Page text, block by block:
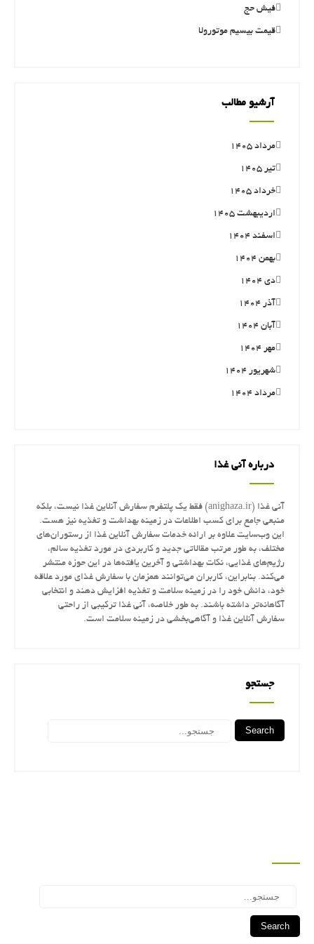
فیش حج
قیمت بیسیم موتورولا
آرشیو مطالب
مرداد ۱۴۰۵
تیر ۱۴۰۵
خرداد ۱۴۰۵
اردیبهشت ۱۴۰۵
اسفند ۱۴۰۴
بهمن ۱۴۰۴
دی ۱۴۰۴
آذر ۱۴۰۴
آبان ۱۴۰۴
مهر ۱۴۰۴
شهریور ۱۴۰۴
مرداد ۱۴۰۴
درباره آنی غذا
آنی غذا (anighaza.ir) فقط یک پلتفرم سفارش آنلاین غذا نیست، بلکه
منبعی جامع برای کسب اطلاعات در زمینه بهداشت و تغذیه نیز هست.
این وب‌سایت علاوه بر ارائه خدمات سفارش آنلاین غذا از رستوران‌های
مختلف، به طور مرتب مقالاتی جدید و کاربردی در مورد تغذیه سالم،
رژیم‌های غذایی، نکات بهداشتی و آخرین یافته‌ها در این حوزه منتشر
می‌کند. بنابراین، کاربران می‌توانند همزمان با سفارش غذای مورد علاقه
خود، دانش خود را در زمینه سلامت و تغذیه افزایش دهند و انتخابی
آگاهانه‌تر داشته باشند. به طور خلاصه، آنی غذا ترکیبی از راحتی
سفارش آنلاین غذا و آگاهی‌بخشی در زمینه سلامت است.
جستجو
Search